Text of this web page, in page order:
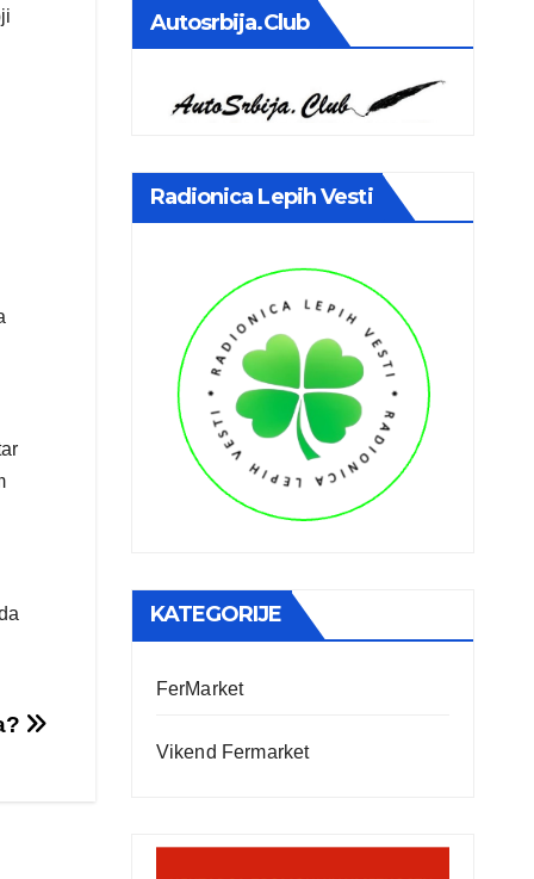
Autosrbija.club
Radionica Lepih Vesti
KATEGORIJE
FerMarket
Vikend Fermarket